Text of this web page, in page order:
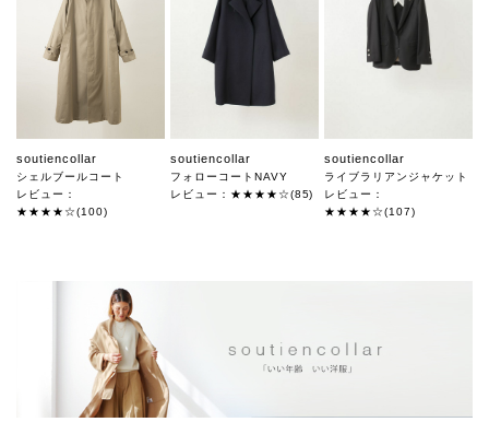
soutiencollar
シェルブールコート
レビュー：
★★★★☆(100)
soutiencollar
フォローコートNAVY
レビュー：★★★★☆(85)
soutiencollar
ライブラリアンジャケット
レビュー：
★★★★☆(107)